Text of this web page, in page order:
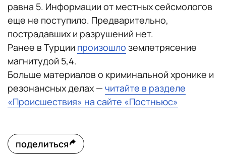
равна 5. Информации от местных сейсмологов
еще не поступило. Предварительно,
пострадавших и разрушений нет.
Ранее в Турции произошло землетрясение
магнитудой 5,4.
Больше материалов о криминальной хронике и
резонансных делах — читайте в разделе
«Происшествия» на сайте «Постньюс»
поделиться